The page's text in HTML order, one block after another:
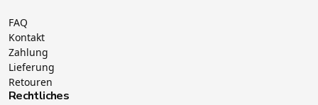
FAQ
Kontakt
Zahlung
Lieferung
Retouren
Rechtliches